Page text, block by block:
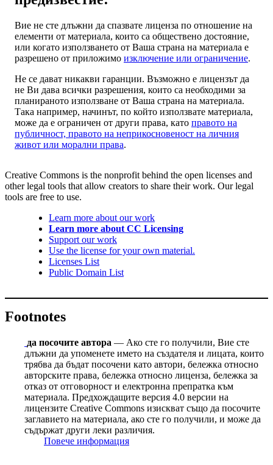
Вие не сте длъжни да спазвате лиценза по отношение на
елементи от материала, които са обществено достояние,
или когато използването от Ваша страна на материала е
разрешено от приложимо изключение или ограничение.
Не се дават никакви гаранции. Възможно е лицензът да
не Ви дава всички разрешения, които са необходими за
планираното използване от Ваша страна на материала.
Така например, начинът, по който използвате материала,
може да е ограничен от други права, като правото на
публичност, правото на неприкосновеност на личния
живот или морални права.
Creative Commons is the nonprofit behind the open licenses and
other legal tools that allow creators to share their work. Our legal
tools are free to use.
Learn more about our work
Learn more about CC Licensing
Support our work
Use the license for your own material.
Licenses List
Public Domain List
Footnotes
да посочите автора — Ако сте го получили, Вие сте
длъжни да упоменете името на създателя и лицата, които
трябва да бъдат посочени като автори, бележка относно
авторските права, бележка относно лиценза, бележка за
отказ от отговорност и електронна препратка към
материала. Предхождащите версия 4.0 версии на
лицензите Сreative Сommons изискват също да посочите
заглавието на материала, ако сте го получили, и може да
съдържат други леки различия.
Повече информация